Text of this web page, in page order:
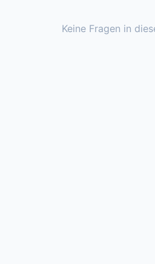
Keine Fragen in